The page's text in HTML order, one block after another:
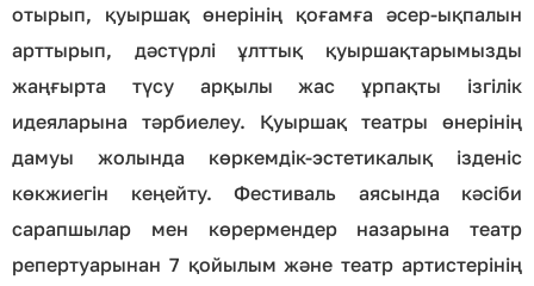
отырып, қуыршақ өнерінің қоғамға әсер-ықпалын
арттырып, дәстүрлі ұлттық қуыршақтарымызды
жаңғырта түсу арқылы жас ұрпақты ізгілік
идеяларына тәрбиелеу. Қуыршақ театры өнерінің
дамуы жолында көркемдік-эстетикалық ізденіс
көкжиегін кеңейту. Фестиваль аясында кәсіби
сарапшылар мен көрермендер назарына театр
репертуарынан 7 қойылым және театр артистерінің